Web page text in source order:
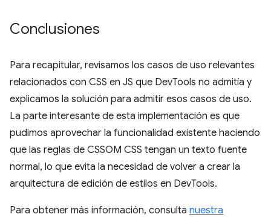
Conclusiones
Para recapitular, revisamos los casos de uso relevantes
relacionados con CSS en JS que DevTools no admitía y
explicamos la solución para admitir esos casos de uso.
La parte interesante de esta implementación es que
pudimos aprovechar la funcionalidad existente haciendo
que las reglas de CSSOM CSS tengan un texto fuente
normal, lo que evita la necesidad de volver a crear la
arquitectura de edición de estilos en DevTools.
Para obtener más información, consulta nuestra